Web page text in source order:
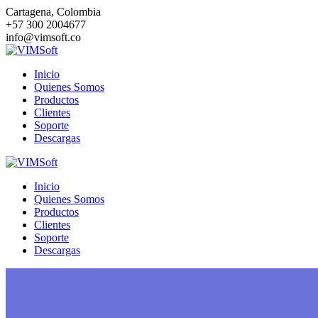
Saltar
al
contenido
Cartagena, Colombia
+57 300 2004677
info@vimsoft.co
Inicio
Quienes Somos
Productos
Clientes
Soporte
Descargas
Inicio
Quienes Somos
Productos
Clientes
Soporte
Descargas